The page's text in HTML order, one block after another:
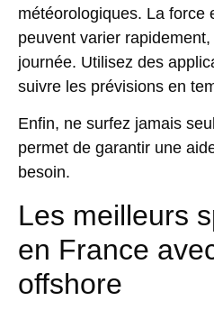
météorologiques. La force
peuvent varier
journée. Utilisez des
suivre les prévisions en
Enfin, ne surfez jamais
permet de garantir une
besoin.
Les meilleurs
en France
offshore